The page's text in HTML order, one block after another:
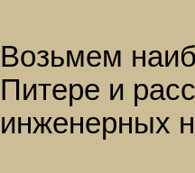
Возьмем
Питере и
инженерных